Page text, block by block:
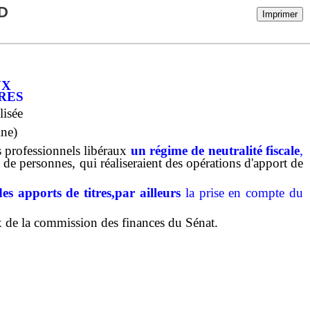
Imprimer
libéraux un régime de neutralité fiscale,
personnes, qui réaliseraient des opérations d'apport de
apports de titres,par ailleurs la prise en compte du
de la commission des finances du Sénat.